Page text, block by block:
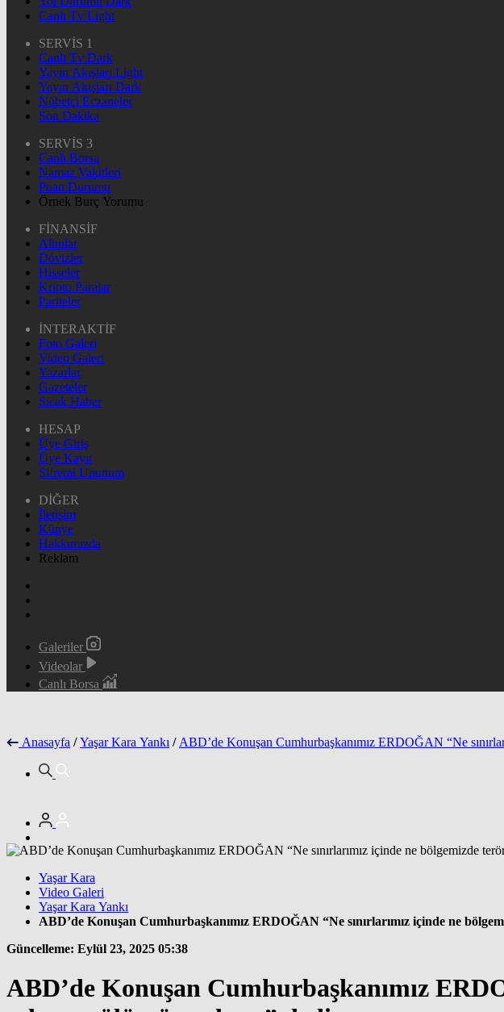
Canlı Tv Light
SERVİS 1
Canlı Tv Dark
Yayın Akışları Light
Yayın Akışları Dark
Nöbetçi Eczaneler
Son Dakika
SERVİS 3
Canlı Borsa
Namaz Vakitleri
Puan Durumu
Örnek Burç Yorumu
FİNANSİF
Altınlar
Dövizler
Hisseler
Kripto Paralar
Pariteler
İNTERAKTİF
Foto Galeri
Video Galeri
Yazarlar
Gazeteler
Sıcak Haber
HESAP
Üye Giriş
Üye Kayıt
Şifremi Unuttum
DİĞER
İletişim
Künye
Hakkımızda
Reklam
Galeriler
Videolar
Canlı Borsa
Anasayfa / Yaşar Kara Yankı / ABD’de Konuşan Cumhurbaşkanımız ERDOĞAN “Ne
Yaşar Kara
Video Galeri
Yaşar Kara Yankı
ABD’de Konuşan Cumhurbaşkanımız ERDOĞAN “Ne sınırlarımız içinde ne
Güncelleme: Eylül 23, 2025 05:38
ABD’de Konuşan Cumhurbaşkanımız